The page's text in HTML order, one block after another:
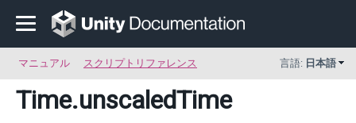
マニュアル スクリプトリファレンス 言語: 日本語
Time.unscaledTime